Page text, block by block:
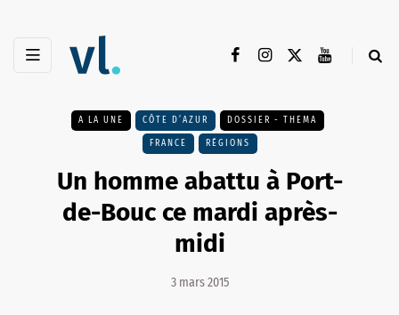
A LA UNE CÔTE D’AZUR DOSSIER - THEMA
FRANCE RÉGIONS
Un homme abattu à Port-
de-Bouc ce mardi après-
midi
3 mars 2015